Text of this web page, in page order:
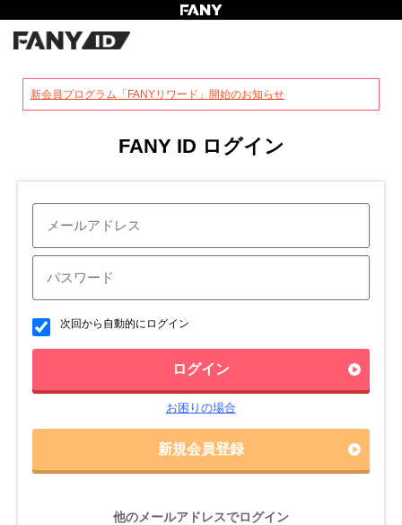
新会員プログラム「FANYリワード」開始のお知らせ
FANY ID ログイン
次回から自動的にログイン
ログイン
お困りの場合
新規会員登録
他のメールアドレスでログイン